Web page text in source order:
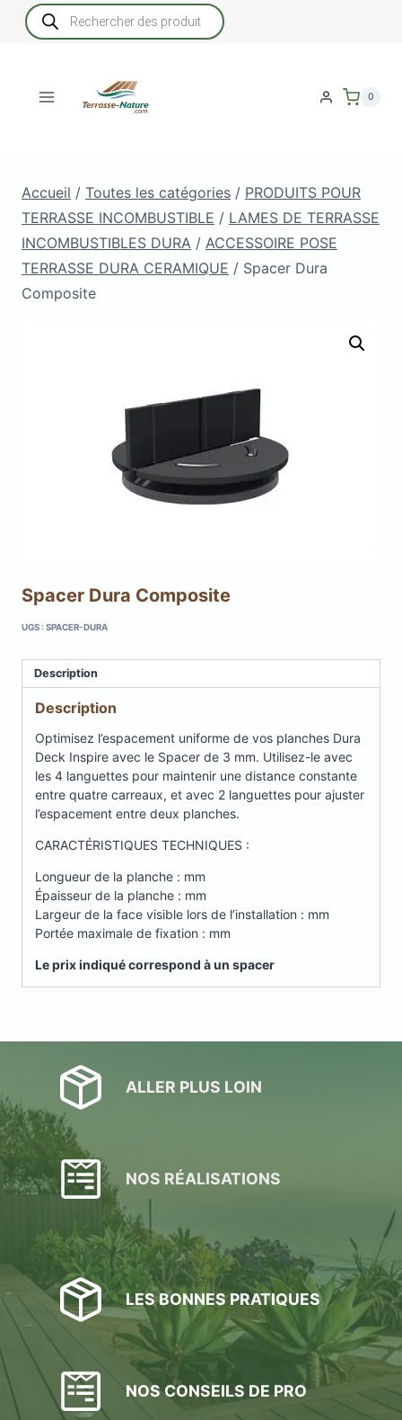
Recherche
de
produits
0
Accueil / Toutes les catégories / PRODUITS POUR
TERRASSE INCOMBUSTIBLE / LAMES DE TERRASSE
INCOMBUSTIBLES DURA / ACCESSOIRE POSE
TERRASSE DURA CERAMIQUE / Spacer Dura
Composite
Spacer Dura Composite
UGS :SPACER-DURA
Description
Description
Optimisez l’espacement uniforme de vos planches Dura
Deck Inspire avec le Spacer de 3 mm. Utilisez-le avec
les 4 languettes pour maintenir une distance constante
entre quatre carreaux, et avec 2 languettes pour ajuster
l’espacement entre deux planches.
CARACTÉRISTIQUES TECHNIQUES :
Longueur de la planche : mm
Épaisseur de la planche : mm
Largeur de la face visible lors de l’installation : mm
Portée maximale de fixation : mm
Le prix indiqué correspond à un spacer
ALLER PLUS LOIN
NOS RÉALISATIONS
LES BONNES PRATIQUES
NOS CONSEILS DE PRO